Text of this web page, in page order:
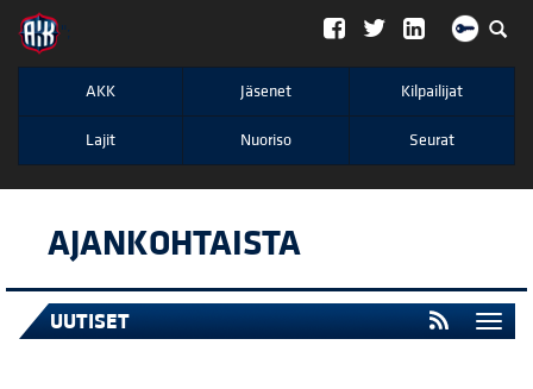
";
AKK Jäsenet Kilpailijat
Lajit Nuoriso Seurat
AJANKOHTAISTA
UUTISET